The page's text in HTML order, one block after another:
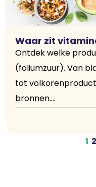
Waar zit
Ontdek welke
(foliumzuur). Van
tot
bronnen....
1 2